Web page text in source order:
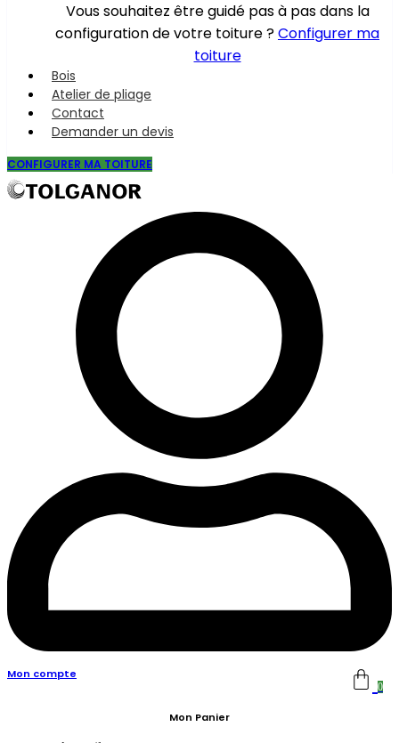
Vous souhaitez être guidé pas à pas dans la
configuration de votre toiture ?Configurer ma
toiture
Bois
Atelier de pliage
Contact
Demander un devis
CONFIGURER MA TOITURE
Mon compte
0
Mon Panier